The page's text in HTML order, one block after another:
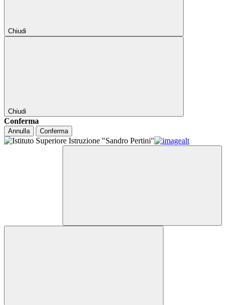
Chiudi
Chiudi
Conferma
Annulla Conferma